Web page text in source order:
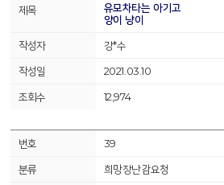
유모차타는 아기고
양이 냥이
강*수
2021.03.10
12,974
39
희망장난감요청